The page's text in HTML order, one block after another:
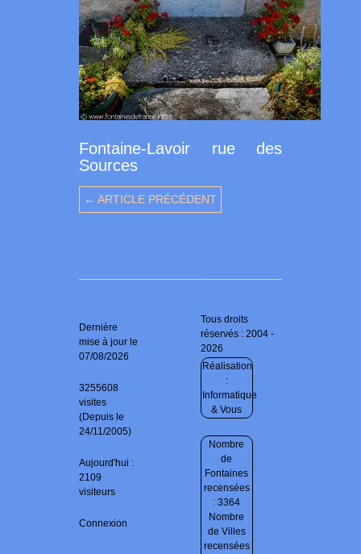
Fontaine-Lavoir rue des
Sources
← ARTICLE PRÉCÉDENT
Dernière
mise à jour le
07/08/2026
3255608
visites
(Depuis le
24/11/2005)
Aujourd'hui :
2109
visiteurs
Connexion
Tous droits
réservés : 2004 -
2026
Réalisation
:
Informatique
& Vous
Nombre
de
Fontaines
recensées
: 3364
Nombre
de Villes
recensées